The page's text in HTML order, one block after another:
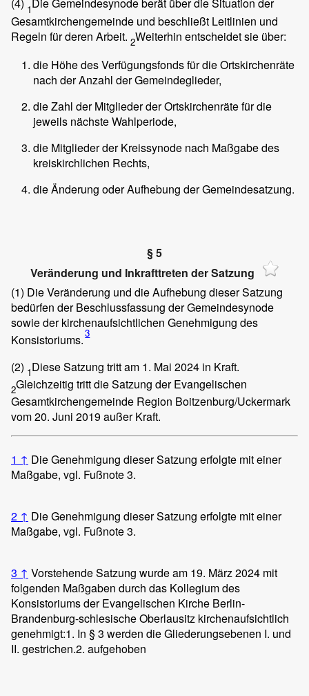
(4) 1Die Gemeindesynode berät über die Situation der
Gesamtkirchengemeinde und beschließt Leitlinien und
Regeln für deren Arbeit. 2Weiterhin entscheidet sie über:
die Höhe des Verfügungsfonds für die Ortskirchenräte
nach der Anzahl der Gemeindeglieder,
die Zahl der Mitglieder der Ortskirchenräte für die
jeweils nächste Wahlperiode,
die Mitglieder der Kreissynode nach Maßgabe des
kreiskirchlichen Rechts,
die Änderung oder Aufhebung der Gemeindesatzung.
§ 5
Veränderung und Inkrafttreten der Satzung
(1) Die Veränderung und die Aufhebung dieser Satzung
bedürfen der Beschlussfassung der Gemeindesynode
sowie der kirchenaufsichtlichen Genehmigung des
Konsistoriums.3
(2) 1Diese Satzung tritt am 1. Mai 2024 in Kraft.
2Gleichzeitig tritt die Satzung der Evangelischen
Gesamtkirchengemeinde Region Boitzenburg/Uckermark
vom 20. Juni 2019 außer Kraft.
1 ↑ Die Genehmigung dieser Satzung erfolgte mit einer
Maßgabe, vgl. Fußnote 3.
2 ↑ Die Genehmigung dieser Satzung erfolgte mit einer
Maßgabe, vgl. Fußnote 3.
3 ↑ Vorstehende Satzung wurde am 19. März 2024 mit
folgenden Maßgaben durch das Kollegium des
Konsistoriums der Evangelischen Kirche Berlin-
Brandenburg-schlesische Oberlausitz kirchenaufsichtlich
genehmigt:1. In § 3 werden die Gliederungsebenen I. und
II. gestrichen.2. aufgehoben